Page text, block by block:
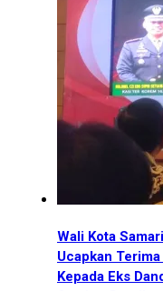
Wali Kota
Ucapkan Terima
Kepada Eks